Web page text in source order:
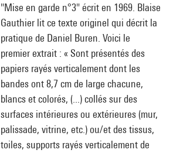
"Mise en garde n°3" écrit en 1969. Blaise
Gauthier lit ce texte originel qui décrit la
pratique de Daniel Buren. Voici le
premier extrait : « Sont présentés des
papiers rayés verticalement dont les
bandes ont 8,7 cm de large chacune,
blancs et colorés, (...) collés sur des
surfaces intérieures ou extérieures (mur,
palissade, vitrine, etc.) ou/et des tissus,
toiles, supports rayés verticalement de